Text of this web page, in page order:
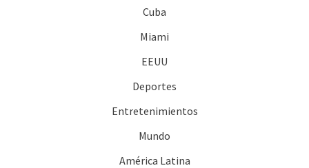
Cuba
Miami
EEUU
Deportes
Entretenimientos
Mundo
América Latina